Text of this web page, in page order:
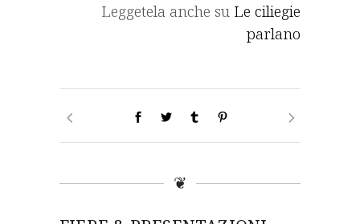
Leggetela anche su Le ciliegie
parlano
❦